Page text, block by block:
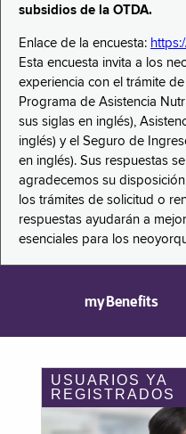
subsidios de la OTDA.
Enlace de la encuesta:
Esta encuesta invita a los
experiencia con el trámite
Programa de Asistencia
sus siglas en inglés),
inglés) y el Seguro de
en inglés). Sus respuestas
agradecemos su
los trámites de solicitud o
respuestas ayudarán a
esenciales para los
myBenefits
USUARIOS YA
REGISTRADOS